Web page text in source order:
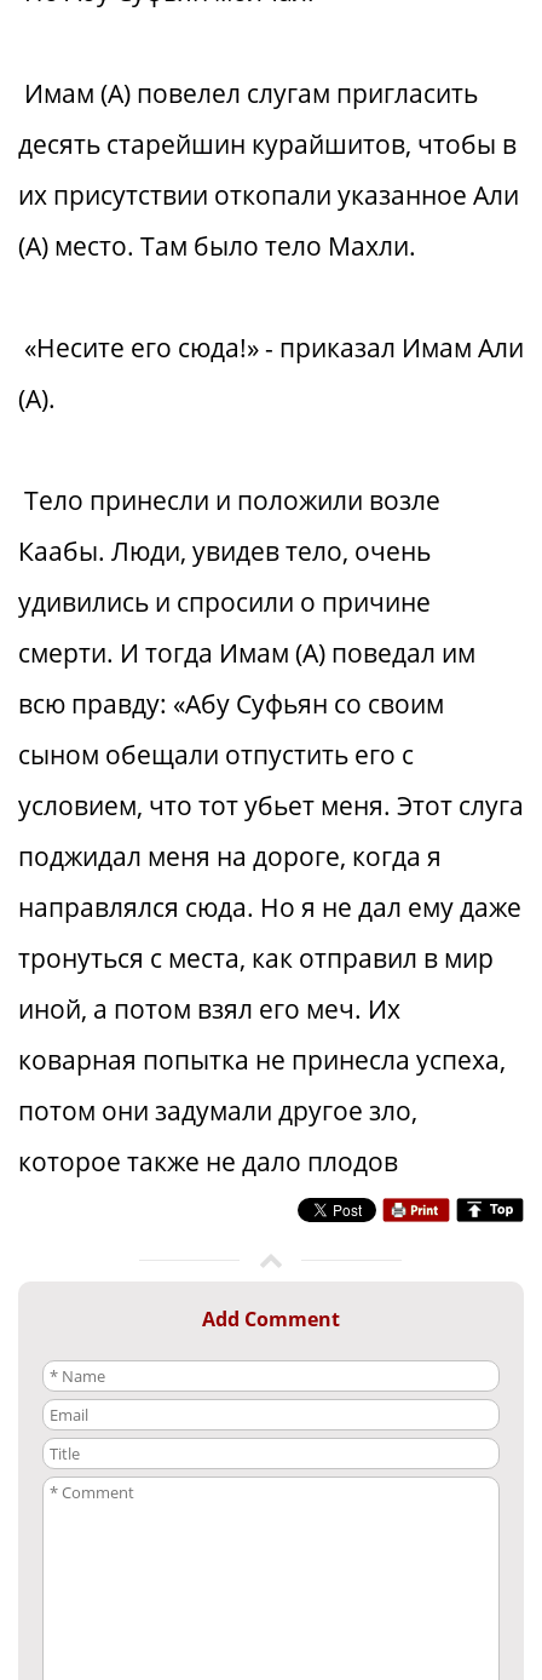
Имам (А) повелел слугам пригласить
десять старейшин курайшитов, чтобы в
их присутствии откопали указанное Али
(А) место. Там было тело Махли.
«Несите его сюда!» - приказал Имам Али
(А).
Тело принесли и положили возле
Каабы. Люди, увидев тело, очень
удивились и спросили о причине
смерти. И тогда Имам (А) поведал им
всю правду: «Абу Суфьян со своим
сыном обещали отпустить его с
условием, что тот убьет меня. Этот слуга
поджидал меня на дороге, когда я
направлялся сюда. Но я не дал ему даже
тронуться с места, как отправил в мир
иной, а потом взял его меч. Их
коварная попытка не принесла успеха,
потом они задумали другое зло,
которое также не дало плодов
Add Comment